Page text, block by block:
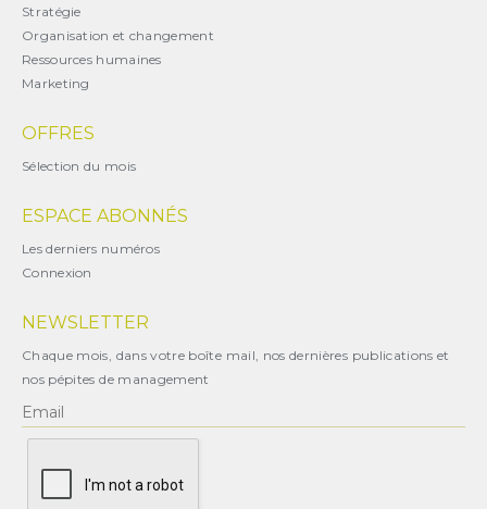
Stratégie
Organisation et changement
Ressources humaines
Marketing
OFFRES
Sélection du mois
ESPACE ABONNÉS
Les derniers numéros
Connexion
NEWSLETTER
Chaque mois, dans votre boîte mail, nos dernières publications et
nos pépites de management